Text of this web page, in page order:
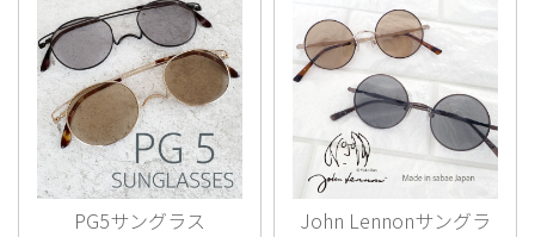
PG5サングラス
John Lennonサングラ